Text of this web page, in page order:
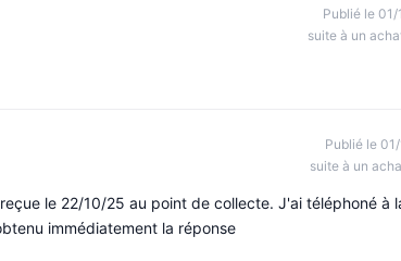
Publié le
suite à un
Publié le
suite à un
le 22/10/25 au point de collecte. J'ai téléphoné à
immédiatement la réponse